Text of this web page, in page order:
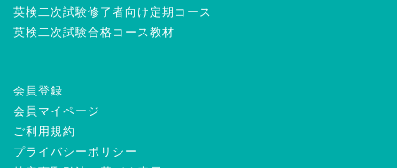
英検二次試験修了者向け定期コース
英検二次試験合格コース教材
会員登録
会員マイページ
ご利用規約
プライバシーポリシー